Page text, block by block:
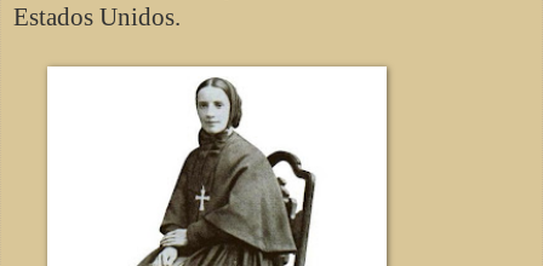
Estados Unidos.